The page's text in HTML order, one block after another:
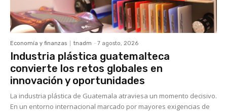
Economía y finanzas tnadm - 7 agosto, 2026
Industria plástica guatemalteca
convierte los retos globales en
innovación y oportunidades
La industria plástica de Guatemala atraviesa un momento decisivo.
En un entorno internacional marcado por mayores exigencias de